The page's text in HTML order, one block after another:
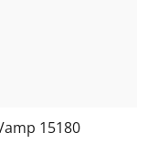
15180